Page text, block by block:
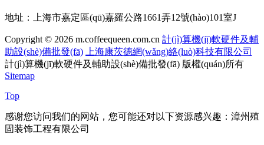
地址：上海市嘉定區(qū)嘉羅公路1661弄12號(hào)101室J
Copyright © 2026 m.coffeequeen.com.cn 計(jì)算機(jī)軟硬件及輔
助設(shè)備批發(fā)
上海康茨德網(wǎng)絡(luò)科技有限公司
計(jì)算機(jī)軟硬件及輔助設(shè)備批發(fā) 版權(quán)所有
Sitemap
Top
感谢您访问我们的网站，您可能还对以下资源感兴趣：漳州殖
固装饰工程有限公司